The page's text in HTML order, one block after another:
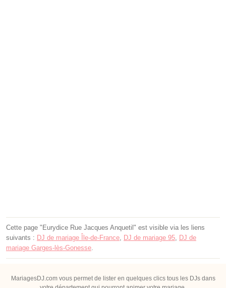
Cette page "Eurydice Rue Jacques Anquetil" est visible via les liens
suivants : DJ de mariage Île-de-France, DJ de mariage 95, DJ de
mariage Garges-lès-Gonesse.
MariagesDJ.com vous permet de lister en quelques clics tous les DJs dans